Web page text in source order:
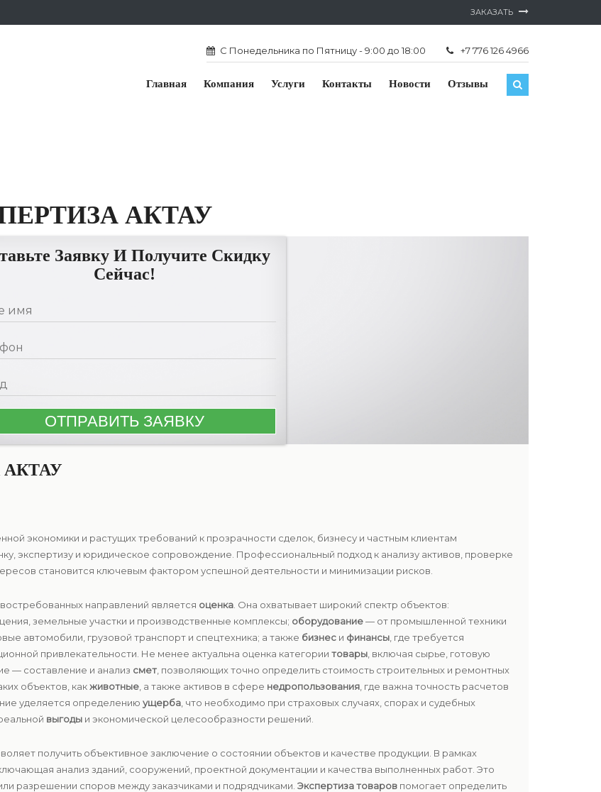
ЗАКАЗАТЬ
С Понедельника по Пятницу - 9:00 до 18:00 +7 776 126 4966
Главная Компания Услуги Контакты Новости Отзывы
АКТАУ
Заявку И Получите Скидку
Сейчас!
экономики и растущих требований к прозрачности сделок, бизнесу и частным клиентам
экспертизу и юридическое сопровождение. Профессиональный подход к анализу активов, проверке
становится ключевым фактором успешной деятельности и минимизации рисков.
направлений является оценка . Она охватывает широкий спектр объектов:
земельные участки и производственные комплексы; оборудование— от промышленной техники
автомобили, грузовой транспорт и спецтехника; а также бизнес и финансы , где требуется
привлекательности. Не менее актуальна оценка категории товары , включая сырье, готовую
— составление и анализ смет , позволяющих точно определить стоимость строительных и ремонтных
объектов, какживотные , а также активов в сфере недропользования , где важна точность расчетов
уделяется определению ущерба , что необходимо при страховых случаях, спорах и судебных
выгоды и экономической целесообразности решений.
получить объективное заключение о состоянии объектов и качестве продукции. В рамках
анализ зданий, сооружений, проектной документации и качества выполненных работ. Это
разрешении споров между заказчиками и подрядчиками. Экспертиза товаров помогает определить